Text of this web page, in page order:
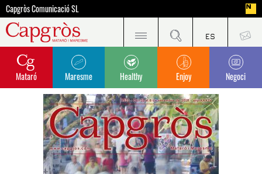
Capgròs Comunicació SL
Mataró Maresme Healthy Enjoy Negoci